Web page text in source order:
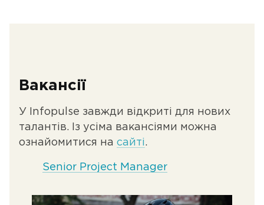
Вакансії
У Infopulse завжди відкриті для нових
талантів. Із усіма вакансіями можна
ознайомитися на сайті.
Senior Project Manager